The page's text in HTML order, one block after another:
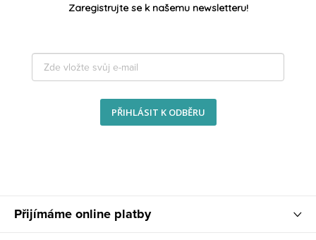
Zaregistrujte se k našemu newsletteru!
PŘIHLÁSIT K ODBĚRU
Přijímáme online platby